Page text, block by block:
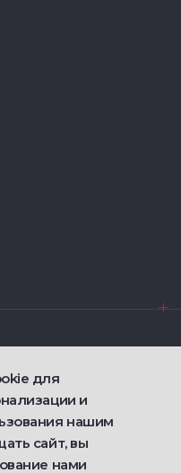
для
и
нашим
сайт, вы
нами